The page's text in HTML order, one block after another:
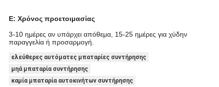
Ε: Χρόνος προετοιμασίας
3-10 ημέρες αν υπάρχει απόθεμα, 15-25 ημέρες για χύδην
παραγγελία ή προσαρμογή.
ελεύθερες αυτόματες μπαταρίες συντήρησης
μηά μπαταρία συντήρησης
καμία μπαταρία αυτοκινήτων συντήρησης